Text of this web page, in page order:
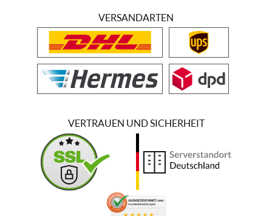
VERSANDARTEN
VERTRAUEN UND SICHERHEIT